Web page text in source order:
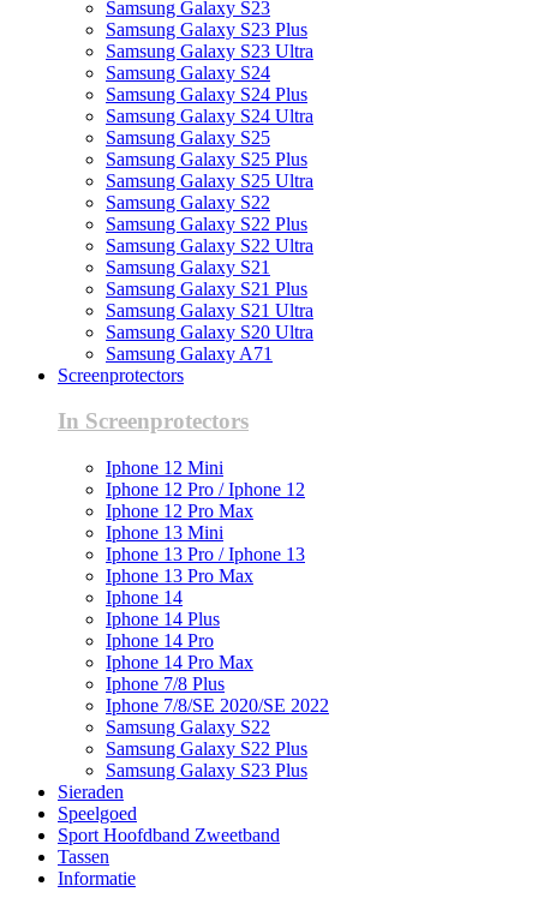
Samsung Galaxy S23
Samsung Galaxy S23 Plus
Samsung Galaxy S23 Ultra
Samsung Galaxy S24
Samsung Galaxy S24 Plus
Samsung Galaxy S24 Ultra
Samsung Galaxy S25
Samsung Galaxy S25 Plus
Samsung Galaxy S25 Ultra
Samsung Galaxy S22
Samsung Galaxy S22 Plus
Samsung Galaxy S22 Ultra
Samsung Galaxy S21
Samsung Galaxy S21 Plus
Samsung Galaxy S21 Ultra
Samsung Galaxy S20 Ultra
Samsung Galaxy A71
Screenprotectors
In Screenprotectors
Iphone 12 Mini
Iphone 12 Pro / Iphone 12
Iphone 12 Pro Max
Iphone 13 Mini
Iphone 13 Pro / Iphone 13
Iphone 13 Pro Max
Iphone 14
Iphone 14 Plus
Iphone 14 Pro
Iphone 14 Pro Max
Iphone 7/8 Plus
Iphone 7/8/SE 2020/SE 2022
Samsung Galaxy S22
Samsung Galaxy S22 Plus
Samsung Galaxy S23 Plus
Sieraden
Speelgoed
Sport Hoofdband Zweetband
Tassen
Informatie